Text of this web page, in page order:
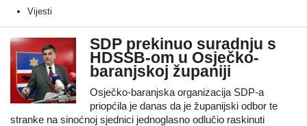
Vijesti
SDP prekinuo suradnju s
HDSSB-om u Osječko-
baranjskoj županiji
Osječko-baranjska organizacija SDP-a
priopćila je danas da je županijski odbor te
stranke na sinoćnoj sjednici jednoglasno odlučio raskinuti